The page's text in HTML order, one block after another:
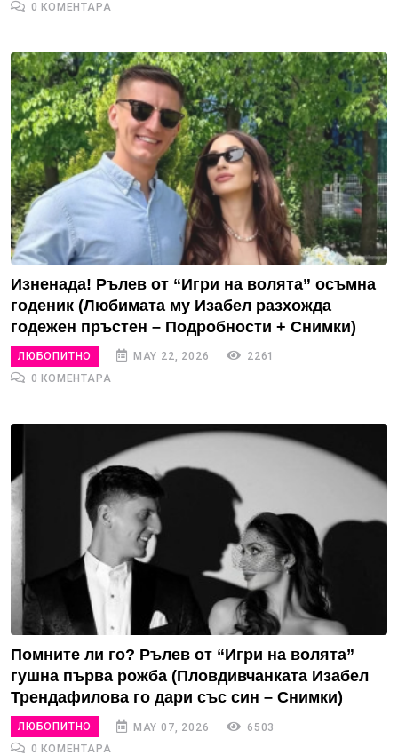
0 КОМЕНТАРА
Изненада! Рълев от “Игри на волята” осъмна
годеник (Любимата му Изабел разхожда
годежен пръстен – Подробности + Снимки)
ЛЮБОПИТНО MAY 22, 2026
2261
0 КОМЕНТАРА
Помните ли го? Рълев от “Игри на волята”
гушна първа рожба (Пловдивчанката Изабел
Трендафилова го дари със син – Снимки)
ЛЮБОПИТНО MAY 07, 2026
6503
0 КОМЕНТАРА